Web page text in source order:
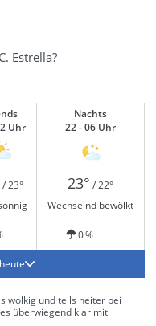
Estrella?
Uhr
Nachts
22 - 06 Uhr
/ 23° 23° / 22°
Wechselnd bewölkt
0 %
wolkig und teils heiter bei
überwiegend klar mit